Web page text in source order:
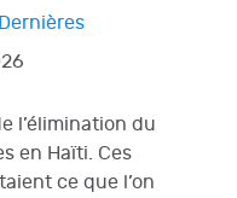
l’élimination du
en Haïti. Ces
ce que l’on